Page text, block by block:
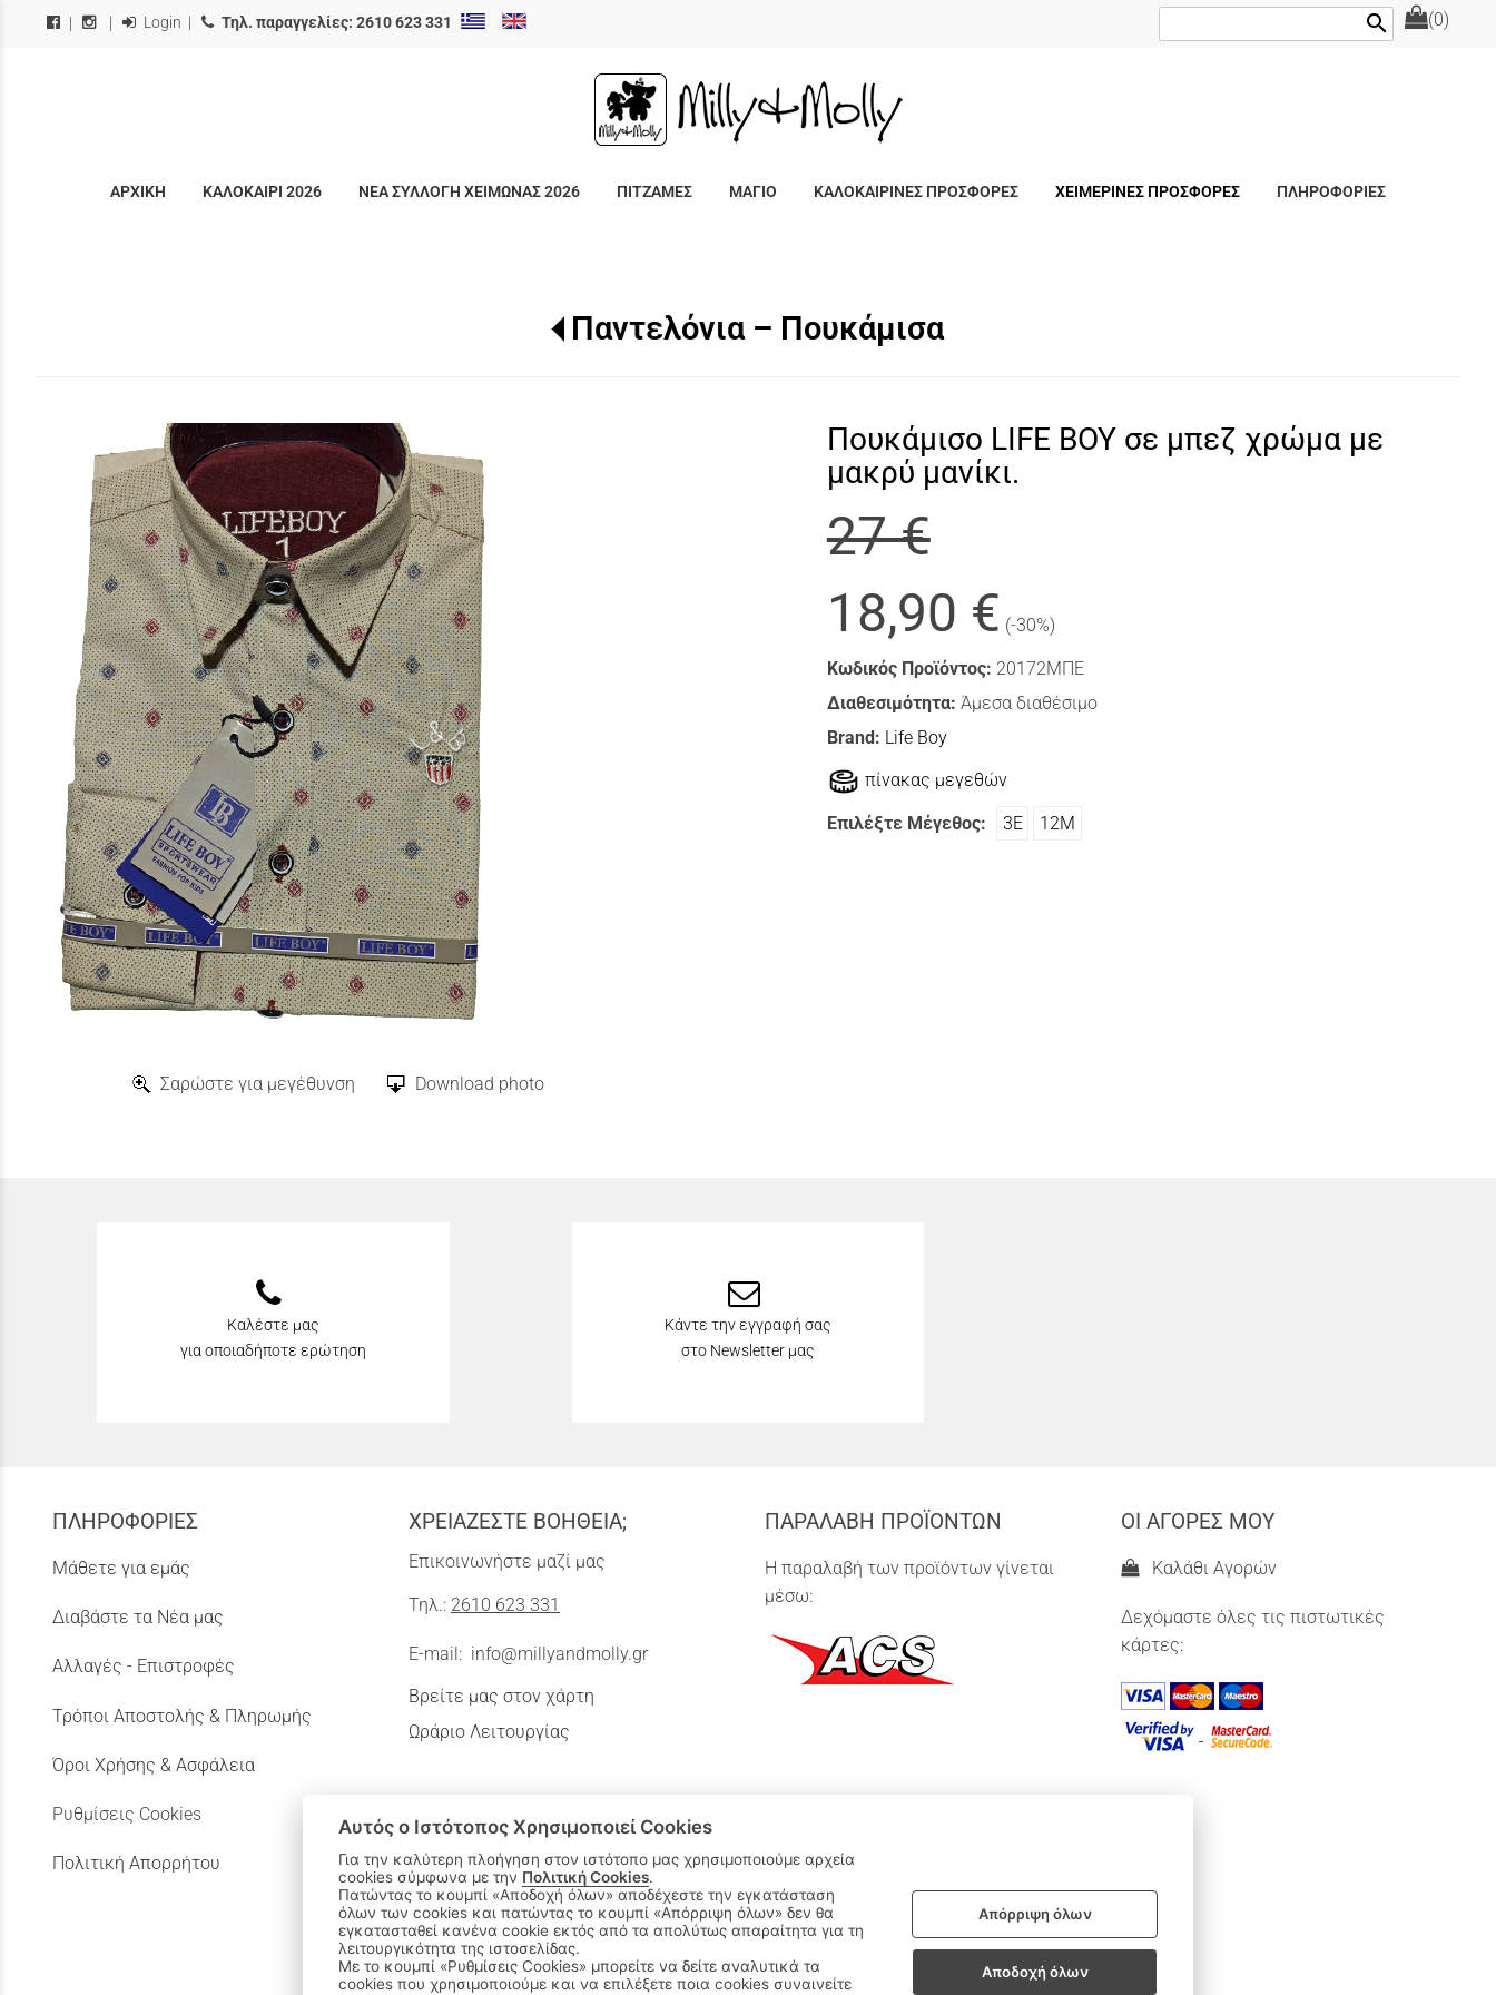
Login | Τηλ. παραγγελίες: 2610 623 331 (0)
search
ΑΡΧΙΚΗ ΚΑΛΟΚΑΙΡΙ 2026 ΝΕΑ ΣΥΛΛΟΓΗ ΧΕΙΜΩΝΑΣ 2026 ΠΙΤΖΑΜΕΣ ΜΑΓΙΟ ΚΑΛΟΚΑΙΡΙΝΕΣ ΠΡΟΣΦΟΡΕΣ ΧΕΙΜΕΡΙΝΕΣ ΠΡΟΣΦΟΡΕΣ ΠΛΗΡΟΦΟΡΙΕΣ
Παντελόνια – Πουκάμισα
Σαρώστε για μεγέθυνση Download photo
Πουκάμισο LIFE BOY σε μπεζ χρώμα με
μακρύ μανίκι.
27 €
18,90 € (-30%)
Κωδικός Προϊόντος: 20172ΜΠΕ
Διαθεσιμότητα: Άμεσα διαθέσιμο
Brand: Life Boy
πίνακας μεγεθών
Επιλέξτε Μέγεθος: 3Ε 12Μ
Καλέστε μας
για οποιαδήποτε ερώτηση
Κάντε την εγγραφή σας
στο Newsletter μας
ΠΛΗΡΟΦΟΡΙΕΣ
Μάθετε για εμάς
Διαβάστε τα Νέα μας
Αλλαγές - Επιστροφές
Τρόποι Αποστολής & Πληρωμής
Όροι Χρήσης & Ασφάλεια
Ρυθμίσεις Cookies
Πολιτική Απορρήτου
ΧΡΕΙΑΖΕΣΤΕ ΒΟΗΘΕΙΑ;
Επικοινωνήστε μαζί μας
Τηλ.: 2610 623 331
E-mail: info@millyandmolly.gr
Βρείτε μας στον χάρτη
Ωράριο Λειτουργίας
ΠΑΡΑΛΑΒΗ ΠΡΟΪΟΝΤΩΝ
Η παραλαβή των προϊόντων γίνεται
μέσω:
ΟΙ ΑΓΟΡΕΣ ΜΟΥ
Καλάθι Αγορών
Δεχόμαστε όλες τις πιστωτικές
κάρτες:
ΑΚΟΛΟΥΘΗΣΤΕ ΜΑΣ: |
Αυτός ο Ιστότοπος Χρησιμοποιεί Cookies
Για την καλύτερη πλοήγηση στον ιστότοπο μας χρησιμοποιούμε αρχεία
cookies σύμφωνα με την Πολιτική Cookies.
Πατώντας το κουμπί «Αποδοχή όλων» αποδέχεστε την εγκατάσταση
όλων των cookies και πατώντας το κουμπί «Απόρριψη όλων» δεν θα
εγκατασταθεί κανένα cookie εκτός από τα απολύτως απαραίτητα για τη
λειτουργικότητα της ιστοσελίδας.
Με το κουμπί «Ρυθμίσεις Cookies» μπορείτε να δείτε αναλυτικά τα
cookies που χρησιμοποιούμε και να επιλέξετε ποια cookies συναινείτε
Απόρριψη όλων
Αποδοχή όλων